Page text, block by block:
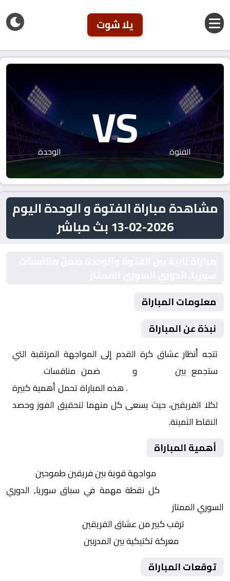
يلا شوت
الفتوة VS الوحدة
مشاهدة مباراة الفتوة و الوحدة اليوم
2026-02-13 بث مباشر
معلومات المباراة
نبذة عن المباراة
تتجه أنظار عشاق كرة القدم إلى المواجهة المرتقبة التي
ستجمع بين
و ضمن منافسات
. هذه المباراة تحمل أهمية كبيرة
لكلا الفريقين، حيث يسعى كل منهما لتحقيق الفوز وحصد
النقاط الثمينة.
أهمية المباراة
مواجهة قوية بين فريقين طموحين
كل نقطة مهمة في سباق سوريا, الدوري
السوري الممتاز
ترقب كبير من عشاق الفريقين
معركة تكتيكية بين المدربين
توقعات المباراة